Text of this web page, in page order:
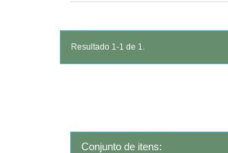
Resultado 1-1 de 1.
Conjunto de itens: